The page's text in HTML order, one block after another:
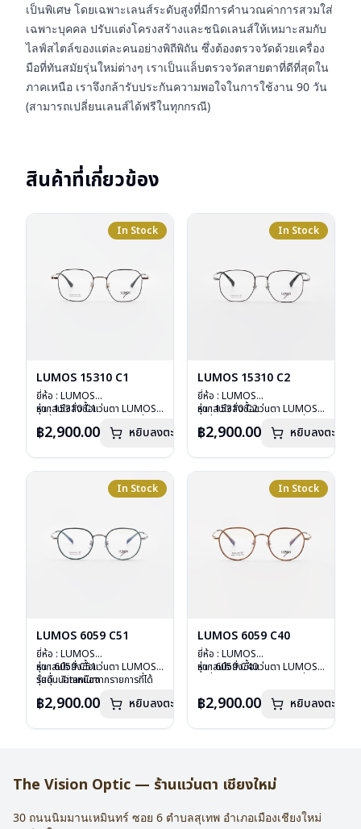
เป็นพิเศษ โดยเฉพาะเลนส์ระดับสูงที่มีการคำนวณค่าการสวมใส่
เฉพาะบุคคล ปรับแต่งโครงสร้างและชนิดเลนส์ให้เหมาะสมกับ
ไลฟ์สไตล์ของแต่ละคนอย่างพิถีพิถัน ซึ่งต้องตรวจวัดด้วยเครื่อง
มือที่ทันสมัยรุ่นใหม่ต่างๆ เราเป็นแล็บตรวจวัดสายตาที่ดีที่สุดใน
ภาคเหนือ เราจึงกล้ารับประกันความพอใจในการใช้งาน 90 วัน
(สามารถเปลี่ยนเลนส์ได้ฟรีในทุกกรณี)
สินค้าที่เกี่ยวข้อง
In Stock
LUMOS 15310 C1
ยี่ห้อ : LUMOS
รุ่น : 15310 C1
เลนส์ : Demo Lens
น้ำหนัก : 16 กรัม
อุปกรณ์ : กล่องแว่น , ผ้าเช็ดแว่น
หากสนใจสั่งชื้อแว่นตา LUMOS
ลงไว้กรุณาติดต่อเราคลิก
฿2,900.00 หยิบลงตะกร้า
In Stock
LUMOS 15310 C2
ยี่ห้อ : LUMOS
รุ่น : 15310 C2
เลนส์ : Demo Lens
น้ำหนัก : 16 กรัม
อุปกรณ์ : กล่องแว่น , ผ้าเช็ดแว่น
หากสนใจสั่งชื้อแว่นตา LUMOS
ลงไว้กรุณาติดต่อเราคลิก
฿2,900.00 หยิบลงตะกร้า
In Stock
LUMOS 6059 C51
ยี่ห้อ : LUMOS
รุ่น : 6059 C51
วัสดุ : Titanium
บานพับ : ไม่มีสปริง
อุปกรณ์ : กล่องแว่น , ผ้าเช็ดแว่น
หากสนใจสั่งชื้อแว่นตา LUMOS
รุ่นอื่นนอกเหนือจากรายการที่ได้
฿2,900.00 หยิบลงตะกร้า
In Stock
LUMOS 6059 C40
ยี่ห้อ : LUMOS
รุ่น : 6059 C40
บานพับ : ไม่มีสปริง
อุปกรณ์ : กล่องแว่น , ผ้าเช็ดแว่น
หากสนใจสั่งชื้อแว่นตา LUMOS
฿2,900.00 หยิบลงตะกร้า
The Vision Optic — ร้านแว่นตา เชียงใหม่
30 ถนนนิมมานเหมินทร์ ซอย 6 ตำบลสุเทพ อำเภอเมืองเชียงใหม่